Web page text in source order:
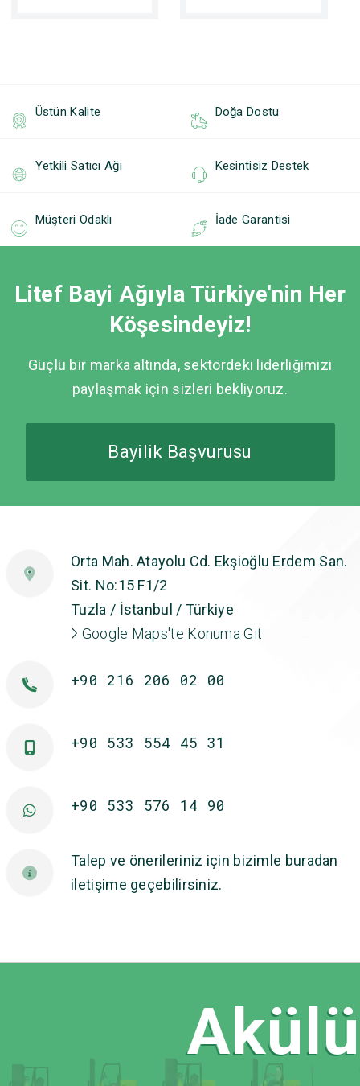
Üstün Kalite Doğa Dostu
Yetkili Satıcı Ağı Kesintisiz Destek
Müşteri Odaklı İade Garantisi
Litef Bayi Ağıyla Türkiye'nin Her
Köşesindeyiz!
Güçlü bir marka altında, sektördeki liderliğimizi
paylaşmak için sizleri bekliyoruz.
Bayilik Başvurusu
Orta Mah. Atayolu Cd. Ekşioğlu Erdem San.
Sit. No:15 F1/2
Tuzla / İstanbul / Türkiye
Google Maps'te Konuma Git
+90 216 206 02 00
+90 533 554 45 31
+90 533 576 14 90
Talep ve önerileriniz için bizimle buradan
iletişime geçebilirsiniz.